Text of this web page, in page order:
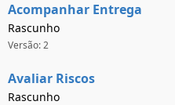
Acompanhar Entrega
Rascunho
Versão: 2
Avaliar Riscos
Rascunho